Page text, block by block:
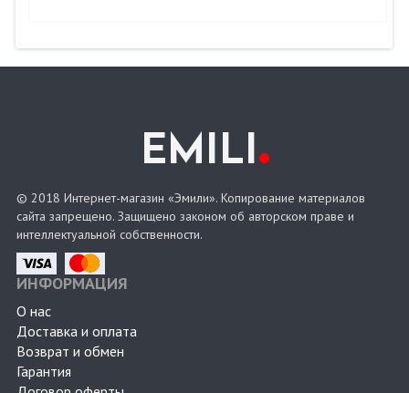
EMILI.
© 2018 Интернет-магазин «Эмили». Копирование материалов
сайта запрещено. Защищено законом об авторском праве и
интеллектуальной собственности.
ИНФОРМАЦИЯ
О нас
Доставка и оплата
Возврат и обмен
Гарантия